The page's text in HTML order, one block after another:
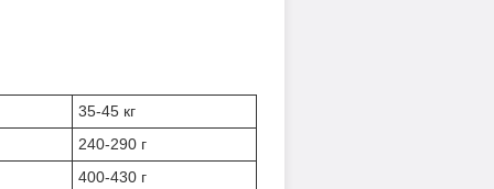
35-45 кг
240-290 г
400-430 г